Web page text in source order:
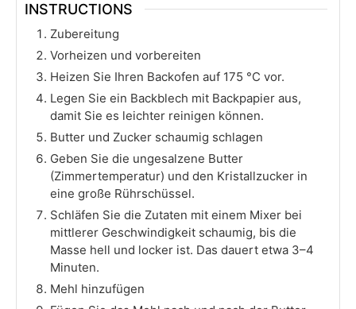
INSTRUCTIONS
Zubereitung
Vorheizen und vorbereiten
Heizen Sie Ihren Backofen auf 175 °C vor.
Legen Sie ein Backblech mit Backpapier aus,
damit Sie es leichter reinigen können.
Butter und Zucker schaumig schlagen
Geben Sie die ungesalzene Butter
(Zimmertemperatur) und den Kristallzucker in
eine große Rührschüssel.
Schläfen Sie die Zutaten mit einem Mixer bei
mittlerer Geschwindigkeit schaumig, bis die
Masse hell und locker ist. Das dauert etwa 3–4
Minuten.
Mehl hinzufügen